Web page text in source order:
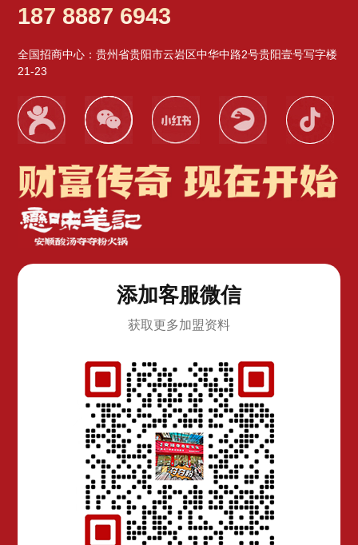
187 8887 6943
全国招商中心：贵州省贵阳市云岩区中华中路2号贵阳壹号写字楼
21-23
添加客服微信
获取更多加盟资料